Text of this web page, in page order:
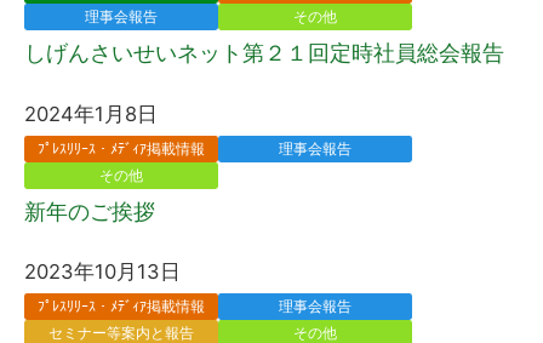
理事会報告
その他
しげんさいせいネット第２１回定時社員総会報告
2024年1月8日
ﾌﾟﾚｽﾘﾘｰｽ・ﾒﾃﾞｨｱ掲載情報
理事会報告
その他
新年のご挨拶
2023年10月13日
ﾌﾟﾚｽﾘﾘｰｽ・ﾒﾃﾞｨｱ掲載情報
理事会報告
セミナー等案内と報告
その他